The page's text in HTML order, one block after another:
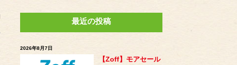
最近の投稿
2026年8月7日
【Zoff】モアセール